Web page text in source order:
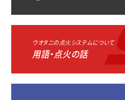
ウオタニの点火システムについて
用語・点火の話